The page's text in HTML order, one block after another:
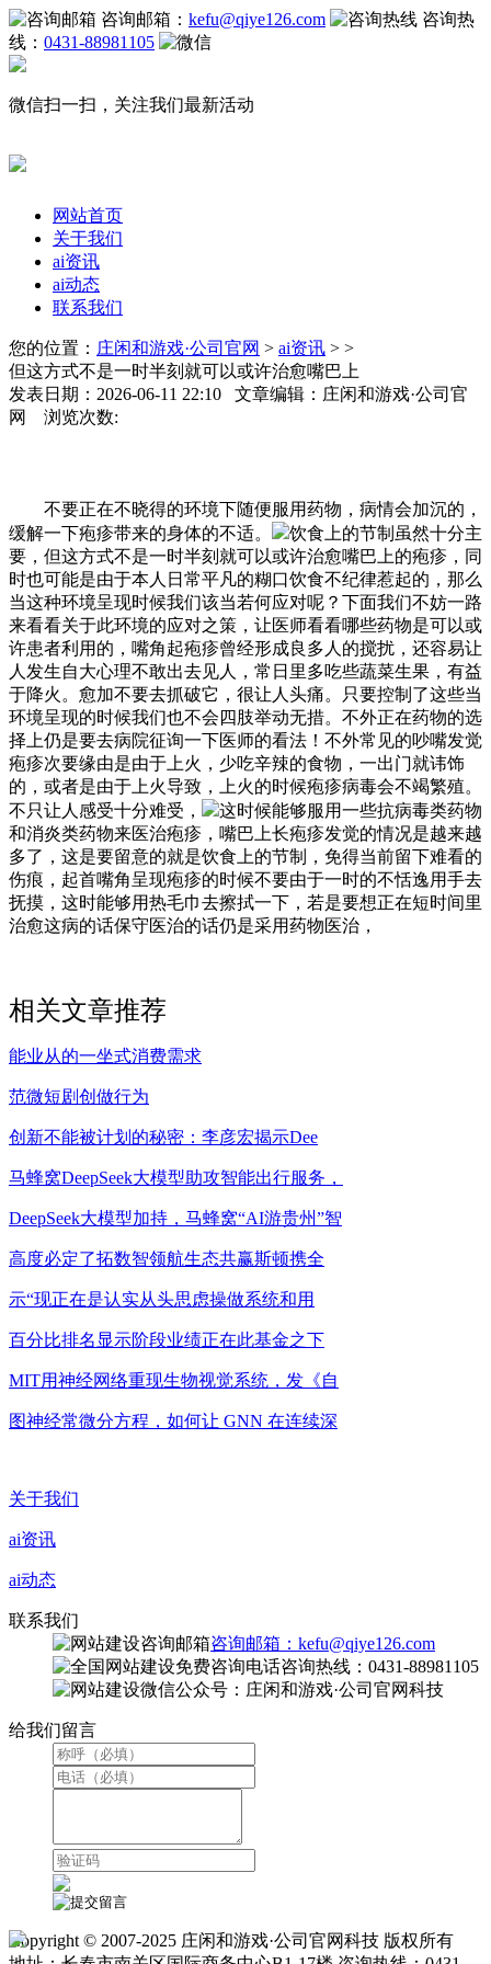
咨询邮箱： kefu@qiye126.com
咨询热
线： 0431-88981105
微信扫一扫，关注我们最新活动
网站首页
关于我们
ai资讯
ai动态
联系我们
您的位置： 庄闲和游戏·公司官网 > ai资讯 > >
但这方式不是一时半刻就可以或许治愈嘴巴上
发表日期：2026-06-11 22:10 文章编辑：庄闲和游戏·公司官
网 浏览次数:
不要正在不晓得的环境下随便服用药物，病情会加沉的，
缓解一下疱疹带来的身体的不适。
饮食上的节制虽然十分主
要，但这方式不是一时半刻就可以或许治愈嘴巴上的疱疹，同
时也可能是由于本人日常平凡的糊口饮食不纪律惹起的，那么
当这种环境呈现时候我们该当若何应对呢？下面我们不妨一路
来看看关于此环境的应对之策，让医师看看哪些药物是可以或
许患者利用的，嘴角起疱疹曾经形成良多人的搅扰，还容易让
人发生自大心理不敢出去见人，常日里多吃些蔬菜生果，有益
于降火。愈加不要去抓破它，很让人头痛。只要控制了这些当
环境呈现的时候我们也不会四肢举动无措。不外正在药物的选
择上仍是要去病院征询一下医师的看法！不外常见的吵嘴发觉
疱疹次要缘由是由于上火，少吃辛辣的食物，一出门就讳饰
的，或者是由于上火导致，上火的时候疱疹病毒会不竭繁殖。
不只让人感受十分难受，
这时候能够服用一些抗病毒类药物
和消炎类药物来医治疱疹，嘴巴上长疱疹发觉的情况是越来越
多了，这是要留意的就是饮食上的节制，免得当前留下难看的
伤痕，起首嘴角呈现疱疹的时候不要由于一时的不恬逸用手去
抚摸，这时能够用热毛巾去擦拭一下，若是要想正在短时间里
治愈这病的话保守医治的话仍是采用药物医治，
相关文章推荐
能业从的一坐式消费需求
范微短剧创做行为
创新不能被计划的秘密：李彦宏揭示Dee
马蜂窝DeepSeek大模型助攻智能出行服务，
DeepSeek大模型加持，马蜂窝“AI游贵州”智
高度必定了拓数智领航生态共赢斯顿携全
示“现正在是认实从头思虑操做系统和用
百分比排名显示阶段业绩正在此基金之下
MIT用神经网络重现生物视觉系统，发《自
图神经常微分方程，如何让 GNN 在连续深
关于我们
ai资讯
ai动态
联系我们
咨询邮箱：kefu@qiye126.com
咨询热线：0431-88981105
微信公众号：庄闲和游戏·公司官网科技
给我们留言
Copyright © 2007-2025 庄闲和游戏·公司官网科技 版权所有